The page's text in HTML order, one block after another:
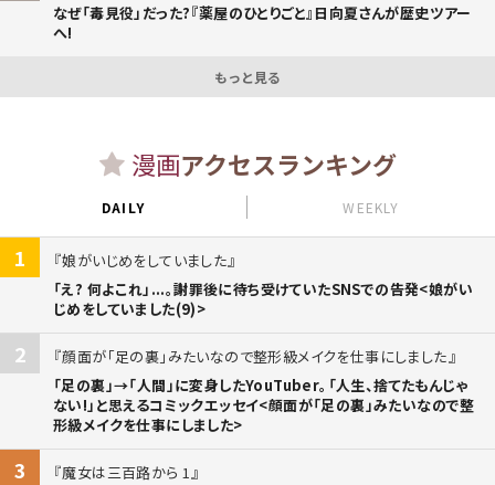
なぜ「毒見役」だった?『薬屋のひとりごと』日向夏さんが歴史ツアー
へ!
もっと見る
漫画アクセスランキング
DAILY WEEKLY
1
娘がいじめをしていました
「え? 何よこれ」...。謝罪後に待ち受けていたSNSでの告発<娘がい
じめをしていました(9)>
2
顔面が「足の裏」みたいなので整形級メイクを仕事にしました
「足の裏」→「人間」に変身したYouTuber。「人生、捨てたもんじゃ
ない!」と思えるコミックエッセイ<顔面が「足の裏」みたいなので整
形級メイクを仕事にしました>
3
魔女は三百路から 1